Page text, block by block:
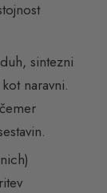
sintezni
naravni.